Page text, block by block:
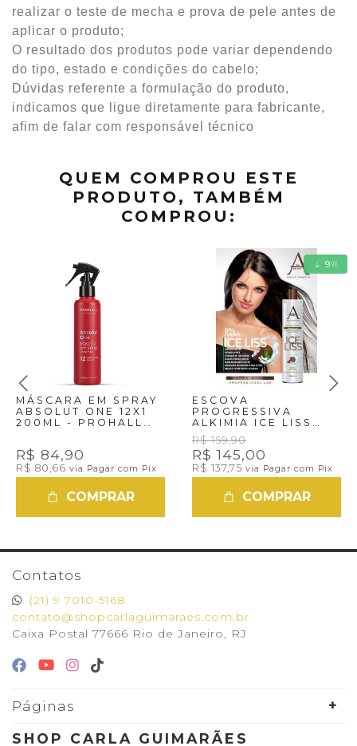
realizar o teste de mecha e prova de pele antes de
aplicar o produto;
O resultado dos produtos pode variar dependendo
do tipo, estado e condições do cabelo;
Dúvidas referente a formulação do produto,
indicamos que ligue diretamente para fabricante,
afim de falar com responsável técnico
QUEM COMPROU ESTE
PRODUTO, TAMBÉM
COMPROU:
MÁSCARA EM SPRAY
ABSOLUT ONE 12X1
200ML - PROHALL
R$ 84,90
R$ 80,66 via Pagar com Pix
COMPRAR
9%
ESCOVA
PROGRESSIVA
ALKIMIA ICE LISS
SEM FORMOL
1000ML
R$ 159,90
R$ 145,00
R$ 137,75 via Pagar com Pix
COMPRAR
Contatos
(21) 9 7010-5168
contato@shopcarlaguimaraes.com.br
Caixa Postal 77666 Rio de Janeiro, RJ
Páginas
SHOP CARLA GUIMARÃES